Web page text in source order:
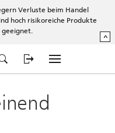
Verluste beim Handel
hoch risikoreiche Produkte
^